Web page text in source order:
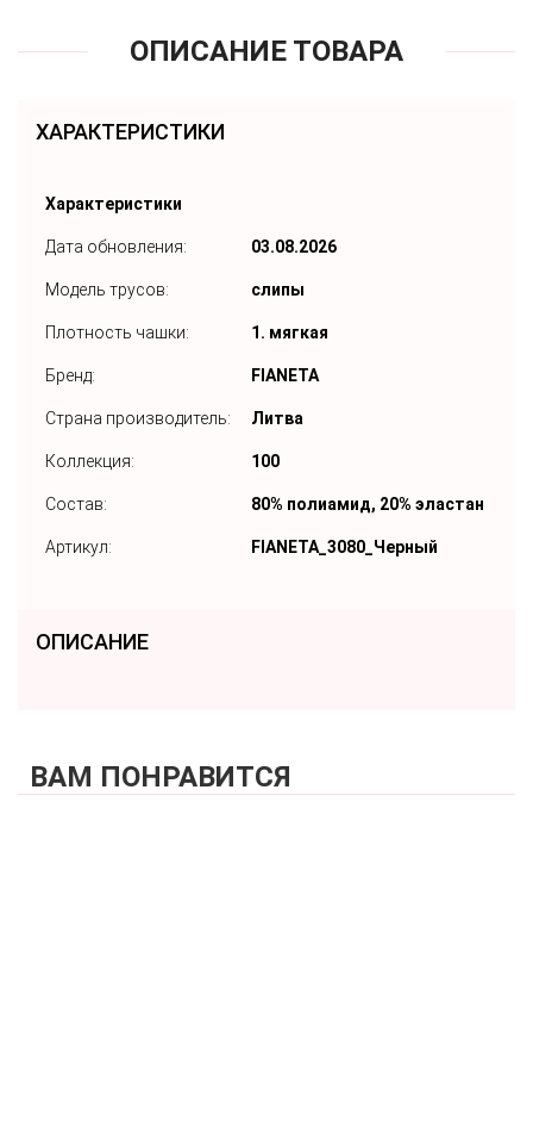
ОПИСАНИЕ ТОВАРА
ХАРАКТЕРИСТИКИ
Характеристики
Дата обновления: 03.08.2026
Модель трусов: слипы
Плотность чашки: 1. мягкая
Бренд: FIANETA
Страна производитель: Литва
Коллекция: 100
Состав: 80% полиамид, 20% эластан
Артикул: FIANETA_3080_Черный
ОПИСАНИЕ
ВАМ ПОНРАВИТСЯ